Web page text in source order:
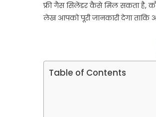
फ्री गैस सिलेंडर कैसे मिल सकता है,
लेख आपको पूरी जानकारी देगा
Table of Contents